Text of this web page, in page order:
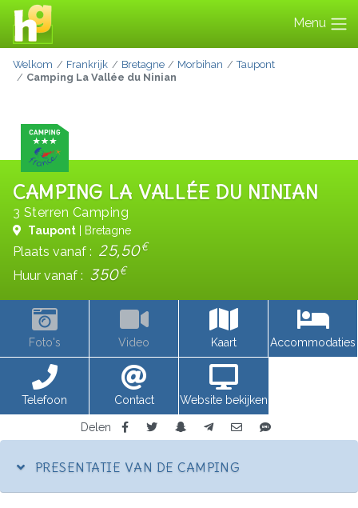
Menu
Welkom Frankrijk Bretagne Morbihan
Taupont
Camping La Vallée du Ninian
CAMPING LA VALLÉE DU NINIAN
3 Sterren Camping
Taupont | Bretagne
Plaats vanaf : 25,50€
Huur vanaf : 350€
Foto's Video Kaart Accommodaties
Telefoon Contact Website bekijken
Delen
PRESENTATIE VAN DE CAMPING